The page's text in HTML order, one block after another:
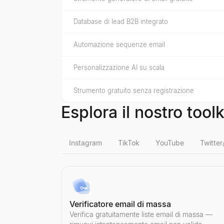
Database di lead B2B integrato
Automazione sequenze email
Personalizzazione AI su scala
Strumento gratuito senza registrazione
Esplora il nostro
Instagram TikTok YouTube
Verifica follower falsi Instagram
Rilevi i falsi follower Instagram
Verifica follower falsi TikTok
Rileva i falsi follower di TikTok
Conteggio follower YouTube
Verifichi il conteggio degli iscritti in tempo reale
Visualizzatore Profili X
Visualizza in modo anonimo i profili pubblici di
Qualificatore di lead LinkedIn
Incolla un post di LinkedIn — scopri se l'autore
Verificatore email di massa
Verifica gratuitamente liste email di massa —